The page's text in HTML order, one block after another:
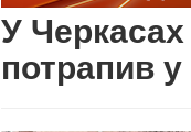
У Черкасах
потрапив